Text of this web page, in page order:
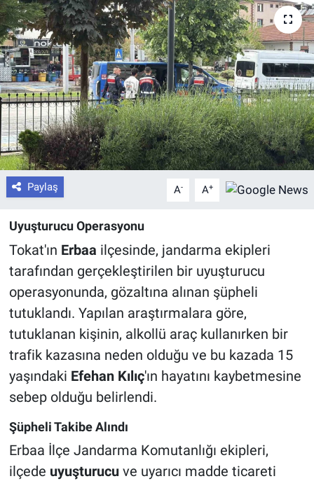
Paylaş A- A+
Uyuşturucu Operasyonu
Tokat'ın Erbaa ilçesinde, jandarma ekipleri
tarafından gerçekleştirilen bir uyuşturucu
operasyonunda, gözaltına alınan şüpheli
tutuklandı. Yapılan araştırmalara göre,
tutuklanan kişinin, alkollü araç kullanırken bir
trafik kazasına neden olduğu ve bu kazada 15
yaşındaki Efehan Kılıç'ın hayatını kaybetmesine
sebep olduğu belirlendi.
Şüpheli Takibe Alındı
Erbaa İlçe Jandarma Komutanlığı ekipleri,
ilçede uyuşturucuve uyarıcı madde ticareti